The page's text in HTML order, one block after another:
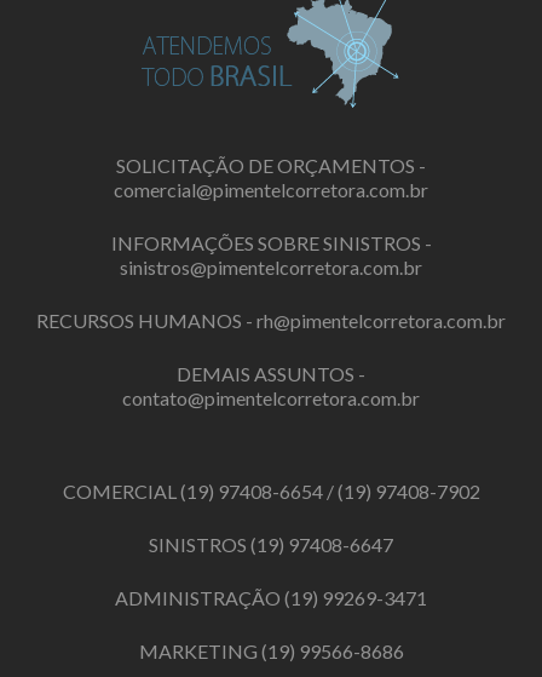
SOLICITAÇÃO DE ORÇAMENTOS -
comercial@pimentelcorretora.com.br
INFORMAÇÕES SOBRE SINISTROS -
sinistros@pimentelcorretora.com.br
RECURSOS HUMANOS - rh@pimentelcorretora.com.br
DEMAIS ASSUNTOS -
contato@pimentelcorretora.com.br
COMERCIAL (19) 97408-6654/(19) 97408-7902
SINISTROS (19) 97408-6647
ADMINISTRAÇÃO (19) 99269-3471
MARKETING (19) 99566-8686